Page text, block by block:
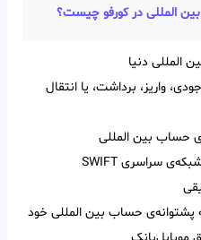
المللی در کورفو چیست؟
واریز، برداشت، یا انتقال